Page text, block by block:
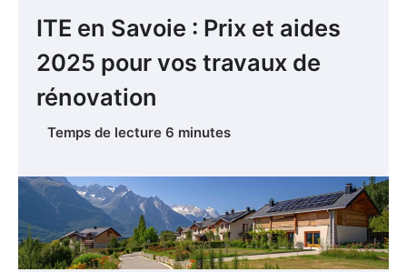
ITE en Savoie : Prix et aides
2025 pour vos travaux de
rénovation